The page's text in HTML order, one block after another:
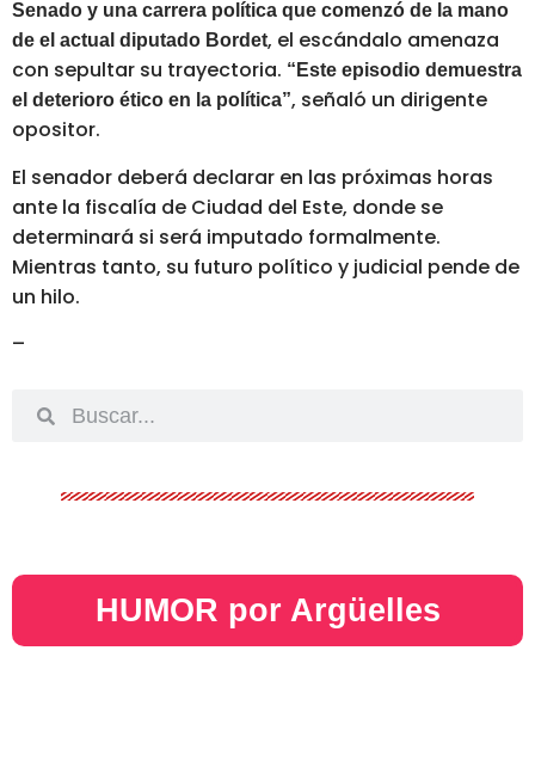
Senado y una carrera política que comenzó de la mano
de el actual diputado Bordet, el escándalo amenaza
con sepultar su trayectoria. “Este episodio demuestra
el deterioro ético en la política”, señaló un dirigente
opositor.
El senador deberá declarar en las próximas horas
ante la fiscalía de Ciudad del Este, donde se
determinará si será imputado formalmente.
Mientras tanto, su futuro político y judicial pende de
un hilo.
–
HUMOR por Argüelles​